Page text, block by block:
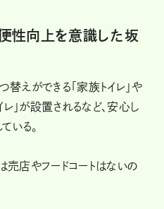
性向上を意識した坂
替えができる「家族トイレ」や
」が設置されるなど、安心し
いる。
売店やフードコートはないの